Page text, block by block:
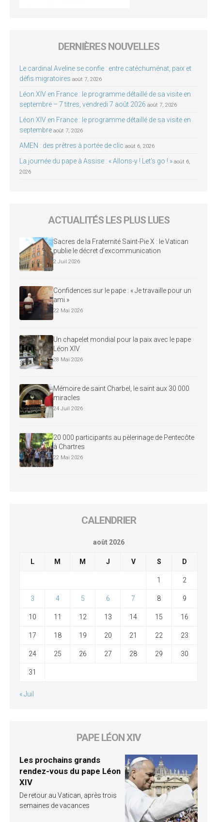
DERNIÈRES NOUVELLES
Le cardinal Aveline se confie : entre catéchuménat, paix et
défis migratoires août 7, 2026
Léon XIV en France : le programme détaillé de sa visite en
septembre – 7 titres, vendredi 7 août 2026 août 7, 2026
Léon XIV en France : le programme détaillé de sa visite en
septembre août 7, 2026
AMEN : des prêtres à portée de clic août 6, 2026
La journée du pape à Assise : « Allons-y ! Let’s go ! » août 6,
2026
ACTUALITÉS LES PLUS LUES
Sacres de la Fraternité Saint-Pie X : le Vatican
publie le décret d’excommunication
2 Juil 2026
Confidences sur le pape : « Je travaille pour un
ami »
22 Mai 2026
Un chapelet mondial pour la paix avec le pape
Léon XIV
28 Mai 2026
Mémoire de saint Charbel, le saint aux 30 000
miracles
24 Juil 2026
20 000 participants au pèlerinage de Pentecôte
à Chartres
22 Mai 2026
CALENDRIER
août 2026
L M M J V S D
1 2
3 4 5 6 7 8 9
10 11 12 13 14 15 16
17 18 19 20 21 22 23
24 25 26 27 28 29 30
31
« Juil
PAPE LÉON XIV
Les prochains grands
rendez-vous du pape Léon
XIV
De retour au Vatican, après trois
semaines de vacances